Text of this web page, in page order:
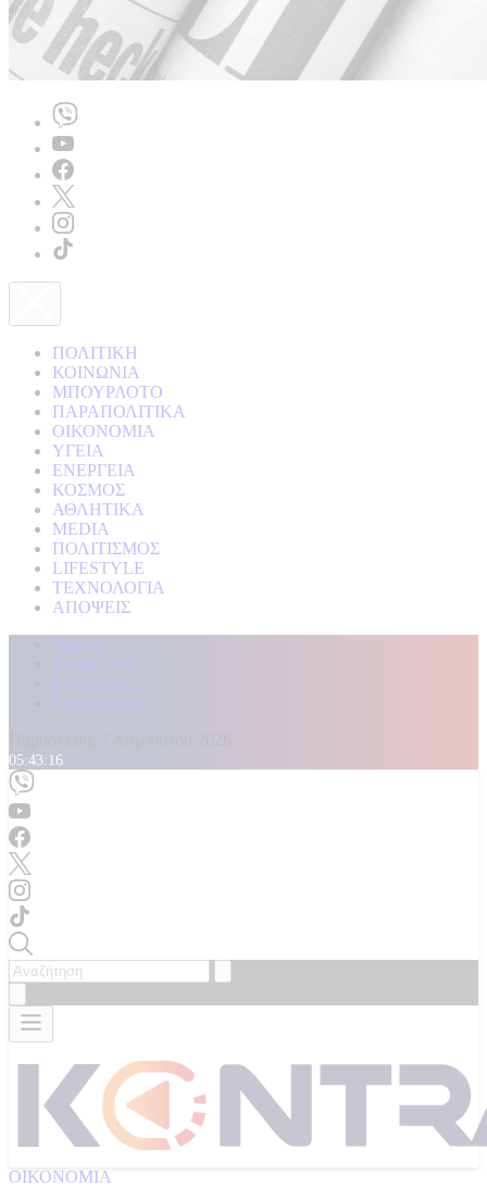
ΠΟΛΙΤΙΚΗ
ΚΟΙΝΩΝΙΑ
ΜΠΟΥΡΛΟΤΟ
ΠΑΡΑΠΟΛΙΤΙΚΑ
ΟΙΚΟΝΟΜΙΑ
ΥΓΕΙΑ
ΕΝΕΡΓΕΙΑ
ΚΟΣΜΟΣ
ΑΘΛΗΤΙΚΑ
MEDIA
ΠΟΛΙΤΙΣΜΟΣ
LIFESTYLE
ΤΕΧΝΟΛΟΓΙΑ
ΑΠΟΨΕΙΣ
Αρχική
Kontra Live
Καταγγελίες
Επικοινωνία
05:43:17
ΟΙΚΟΝΟΜΙΑ